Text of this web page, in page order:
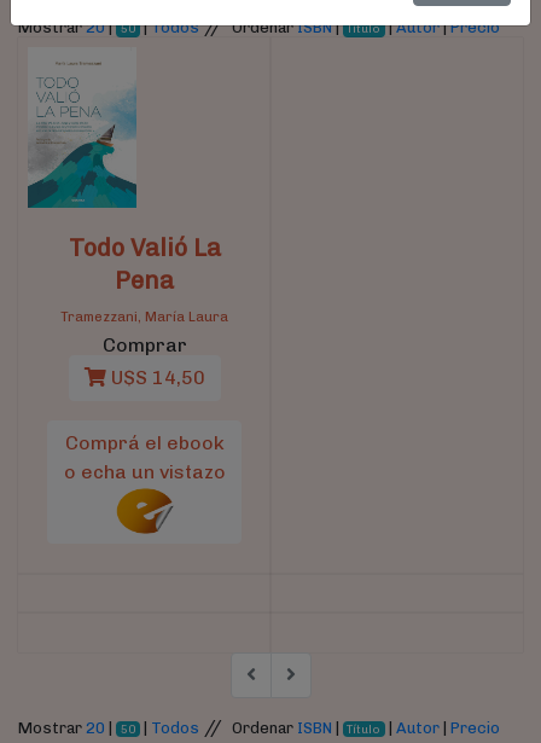
Mostrar20| 50 |Todos//OrdenarISBN| Título |Autor|Precio
Todo Valió La
Pena
Tramezzani, María Laura
Comprar
U$S 14,50
Comprá el ebook
o echa un vistazo
Mostrar 20 50 | Todos // Ordenar ISBN Título |Autor |Precio